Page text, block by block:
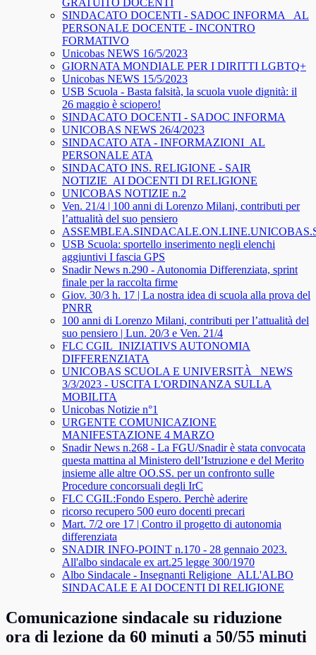
GRATUITO DOCENTI
SINDACATO DOCENTI - SADOC INFORMA_ AL
PERSONALE DOCENTE - INCONTRO
FORMATIVO
Unicobas NEWS 16/5/2023
GIORNATA MONDIALE PER I DIRITTI LGBTQ+
Unicobas NEWS 15/5/2023
USB Scuola - Basta falsità, la scuola vuole dignità: il
26 maggio è sciopero!
SINDACATO DOCENTI - SADOC INFORMA
UNICOBAS NEWS 26/4/2023
SINDACATO ATA - INFORMAZIONI_AL
PERSONALE ATA
SINDACATO INS. RELIGIONE - SAIR
NOTIZIE_AI DOCENTI DI RELIGIONE
UNICOBAS NOTIZIE n.2
Ven. 21/4 | 100 anni di Lorenzo Milani, contributi per
l’attualità del suo pensiero
USB Scuola: sportello inserimento negli elenchi
aggiuntivi I fascia GPS
Snadir News n.290 - Autonomia Differenziata, sprint
finale per la raccolta firme
Giov. 30/3 h. 17 | La nostra idea di scuola alla prova del
PNRR
100 anni di Lorenzo Milani, contributi per l’attualità del
suo pensiero | Lun. 20/3 e Ven. 21/4
FLC CGIL_INIZIATIVS AUTONOMIA
DIFFERENZIATA
UNICOBAS SCUOLA E UNIVERSITÀ _NEWS
3/3/2023 - USCITA L'ORDINANZA SULLA
MOBILITA
Unicobas Notizie n°1
URGENTE COMUNICAZIONE
MANIFESTAZIONE 4 MARZO
Snadir News n.268 - La FGU/Snadir è stata convocata
questa mattina al Ministero dell’Istruzione e del Merito
insieme alle altre OO.SS. per un confronto sulle
Procedure concorsuali degli IrC
FLC CGIL:Fondo Espero. Perchè aderire
ricorso recupero 500 euro docenti precari
Mart. 7/2 ore 17 | Contro il progetto di autonomia
differenziata
SNADIR INFO-POINT n.170 - 28 gennaio 2023.
All'albo sindacale ex art.25 legge 300/1970
Albo Sindacale - Insegnanti Religione_ALL'ALBO
SINDACALE E AI DOCENTI DI RELIGIONE
Comunicazione sindacale su riduzione
ora di lezione da 60 minuti a 50/55 minuti